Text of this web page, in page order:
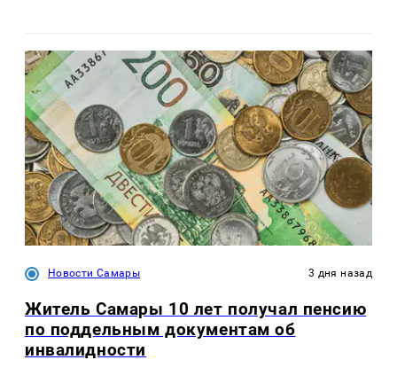
Новости Самары 3 дня назад
Житель Самары 10 лет получал пенсию
по поддельным документам об
инвалидности